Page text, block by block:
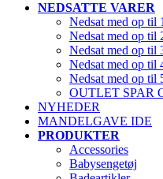
NEDSATTE VARER
Nedsat med op til
Nedsat med op til
Nedsat med op til
Nedsat med op til
Nedsat med op til
OUTLET SPAR
NYHEDER
MANDELGAVE IDE
PRODUKTER
Accessories
Babysengetøj